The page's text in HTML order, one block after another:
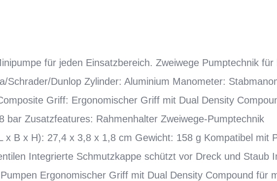
für jeden Einsatzbereich. Zweiwege Pumptechnik für
Schrader/Dunlop Zylinder: Aluminium Manometer:
Griff: Ergonomischer Griff mit Dual Density
bar Zusatzfeatures: Rahmenhalter Zweiwege-Pumptechnik
x B x H): 27,4 x 3,8 x 1,8 cm Gewicht: 158 g Kompatibel mit
Integrierte Schmutzkappe schützt vor Dreck und Staub
Ergonomischer Griff mit Dual Density Compound für